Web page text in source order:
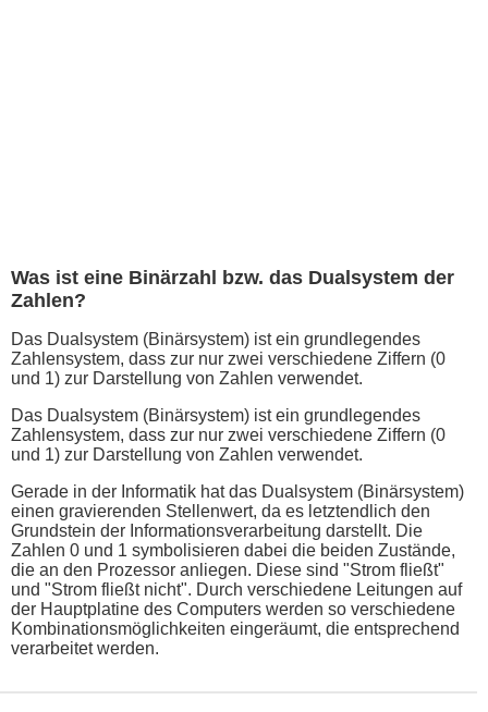
Was ist eine Binärzahl bzw. das Dualsystem der
Zahlen?
Das Dualsystem (Binärsystem) ist ein grundlegendes
Zahlensystem, dass zur nur zwei verschiedene Ziffern (0
und 1) zur Darstellung von Zahlen verwendet.
Das Dualsystem (Binärsystem) ist ein grundlegendes
Zahlensystem, dass zur nur zwei verschiedene Ziffern (0
und 1) zur Darstellung von Zahlen verwendet.
Gerade in der Informatik hat das Dualsystem (Binärsystem)
einen gravierenden Stellenwert, da es letztendlich den
Grundstein der Informationsverarbeitung darstellt. Die
Zahlen 0 und 1 symbolisieren dabei die beiden Zustände,
die an den Prozessor anliegen. Diese sind "Strom fließt"
und "Strom fließt nicht". Durch verschiedene Leitungen auf
der Hauptplatine des Computers werden so verschiedene
Kombinationsmöglichkeiten eingeräumt, die entsprechend
verarbeitet werden.